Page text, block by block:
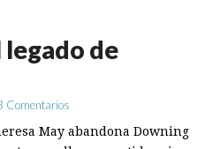
legado de
Comentarios
May abandona Downing